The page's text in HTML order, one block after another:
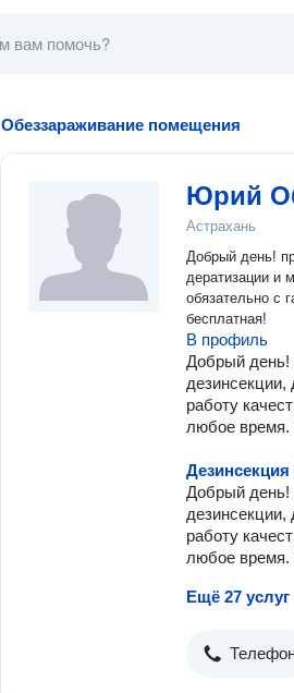
Обеззараживание помещения
Юрий
Астрахань
Добрый день!
дератизации и
обязательно с
бесплатная!
В профиль
Добрый день!
дезинсекции,
работу
любое время.
Добрый день!
дезинсекции,
работу
любое время.
Ещё 27 услуг